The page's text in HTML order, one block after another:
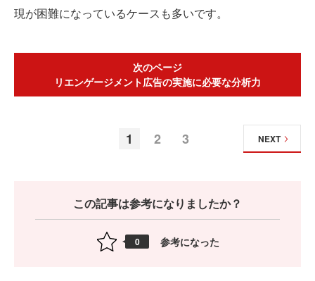
現が困難になっているケースも多いです。
次のページ
リエンゲージメント広告の実施に必要な分析力
1 2 3 NEXT
この記事は参考になりましたか？
0 参考になった